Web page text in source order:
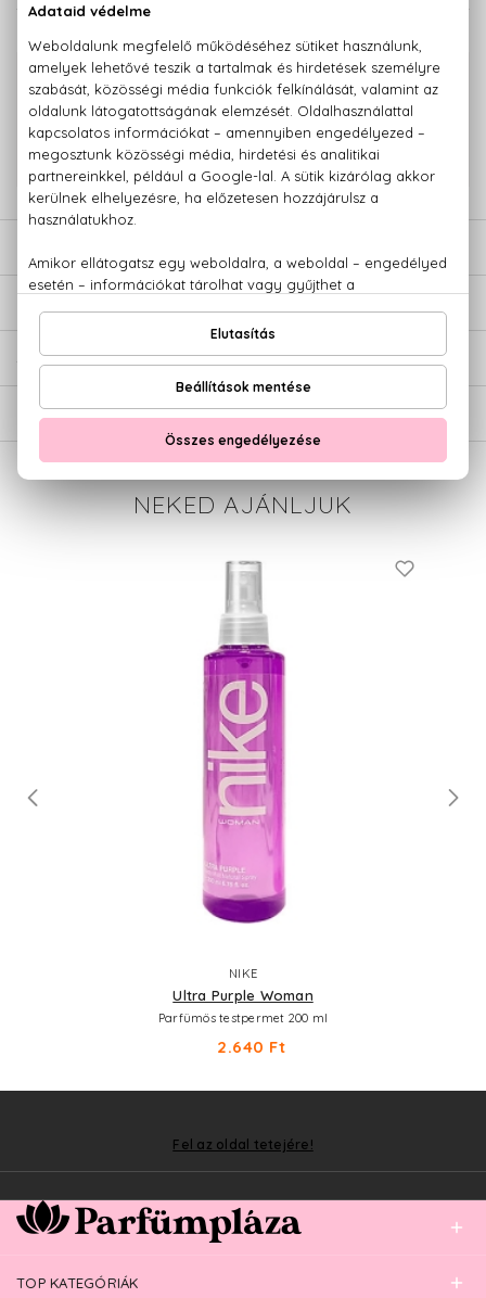
100% eredeti termékek, 14 napos visszaküldési garanciával
Kérdésed van, elakadtál? Hívd ügyfélszolgálatunkat:+36 20
779 1926
SZÁLLÍTÁS
NEKED AJÁNLJUK
NIKE
Ultra Purple Woman
Parfümös testpermet 200 ml
2.640 Ft
Fel az oldal tetejére!
TOP KATEGÓRIÁK